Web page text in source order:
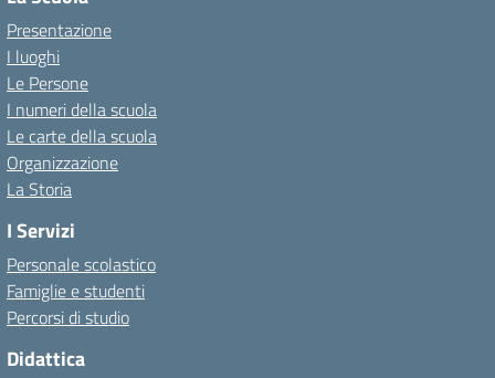
Presentazione
I luoghi
Le Persone
I numeri della scuola
Le carte della scuola
Organizzazione
La Storia
I Servizi
Personale scolastico
Famiglie e studenti
Percorsi di studio
Didattica